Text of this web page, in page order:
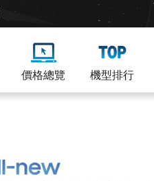
價格總覽 機型排行